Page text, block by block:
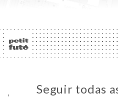
Seguir todas